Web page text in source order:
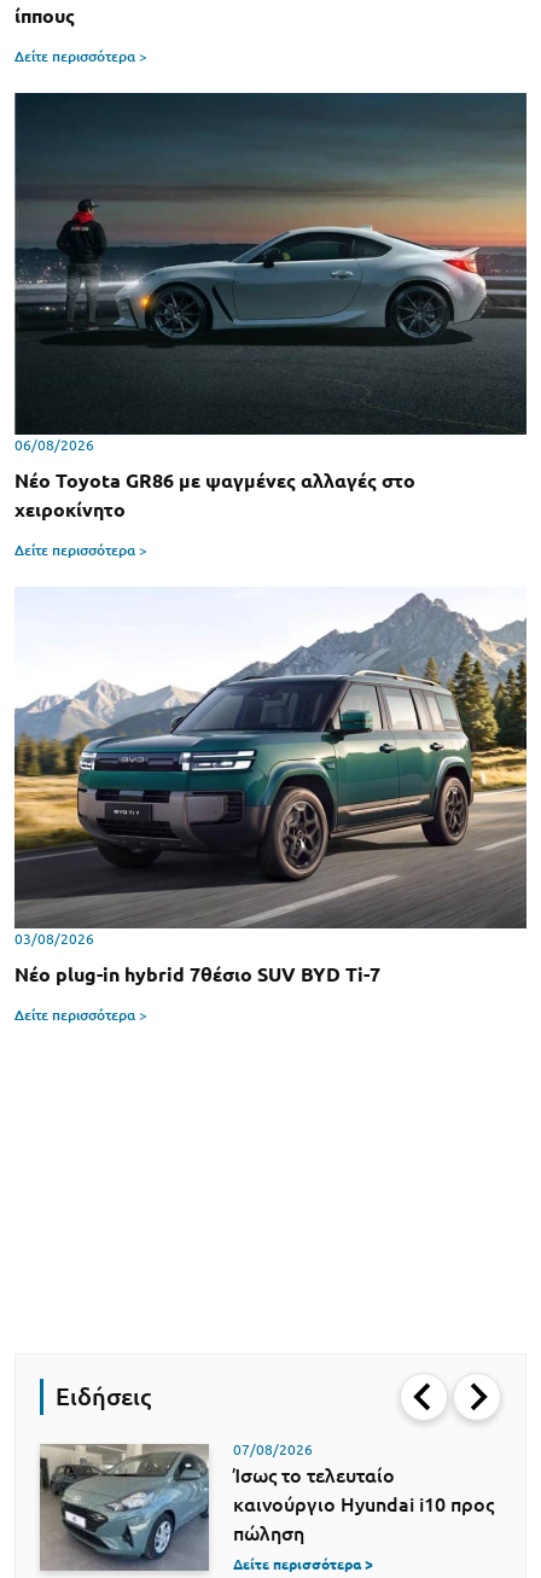
ίππους
Δείτε περισσότερα >
06/08/2026
Νέο Toyota GR86 με ψαγμένες αλλαγές στο
χειροκίνητο
Δείτε περισσότερα >
03/08/2026
Νέο plug-in hybrid 7θέσιο SUV BYD Ti-7
Δείτε περισσότερα >
Ειδήσεις
07/08/2026
Ίσως το τελευταίο
καινούργιο Hyundai i10 προς
πώληση
Δείτε περισσότερα >